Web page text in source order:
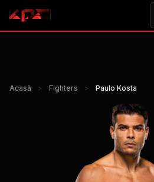
Acasă > Fighters > Paulo Kosta